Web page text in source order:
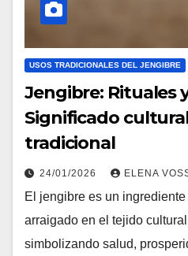
USOS TRADICIONALES DEL JENGIBRE
Jengibre: Rituales
Significado
tradicional
24/01/2026 ELENA
El jengibre es un
arraigado en el tejido
simbolizando salud,